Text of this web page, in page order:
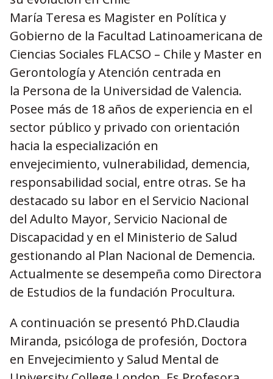
María Teresa es Magister en Política y
Gobierno de la Facultad Latinoamericana de
Ciencias Sociales FLACSO – Chile y Master en
Gerontología y Atención centrada en
la Persona de la Universidad de Valencia.
Posee más de 18 años de experiencia en el
sector público y privado con orientación
hacia la especialización en
envejecimiento, vulnerabilidad, demencia,
responsabilidad social, entre otras. Se ha
destacado su labor en el Servicio Nacional
del Adulto Mayor, Servicio Nacional de
Discapacidad y en el Ministerio de Salud
gestionando al Plan Nacional de Demencia.
Actualmente se desempeña como Directora
de Estudios de la fundación Procultura.
A continuación se presentó PhD.Claudia
Miranda, psicóloga de profesión, Doctora
en Envejecimiento y Salud Mental de